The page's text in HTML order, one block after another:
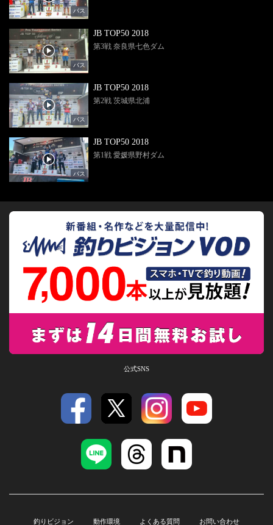
バス
バス
JB TOP50 2018
第3戦 奈良県七色ダム
バス
JB TOP50 2018
第2戦 茨城県北浦
バス
JB TOP50 2018
第1戦 愛媛県野村ダム
公式SNS
釣りビジョン 動作環境 よくある質問 お問い合わせ